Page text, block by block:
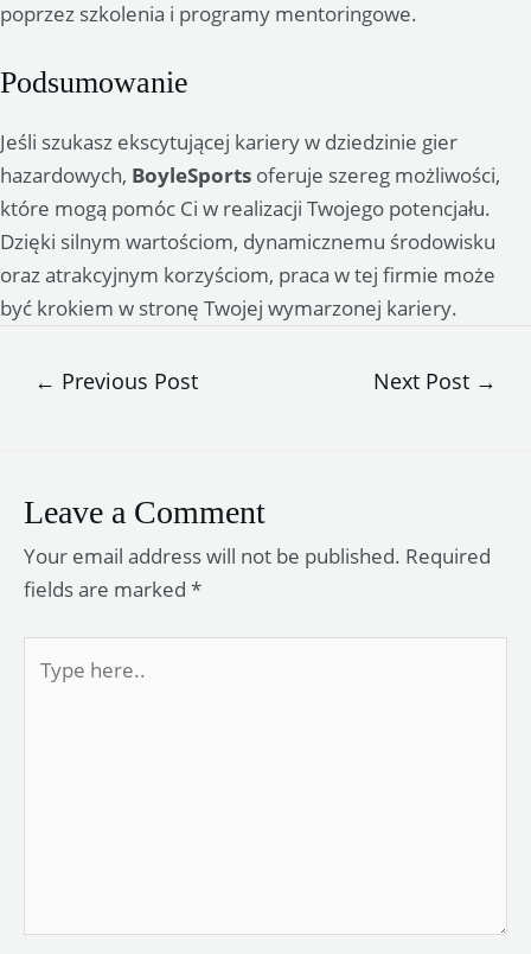
poprzez szkolenia i programy mentoringowe.
Podsumowanie
Jeśli szukasz ekscytującej kariery w dziedzinie gier
hazardowych, BoyleSports oferuje szereg możliwości,
które mogą pomóc Ci w realizacji Twojego potencjału.
Dzięki silnym wartościom, dynamicznemu środowisku
oraz atrakcyjnym korzyściom, praca w tej firmie może
być krokiem w stronę Twojej wymarzonej kariery.
← Previous Post Next Post →
Leave a Comment
Your email address will not be published. Required
fields are marked *
here..